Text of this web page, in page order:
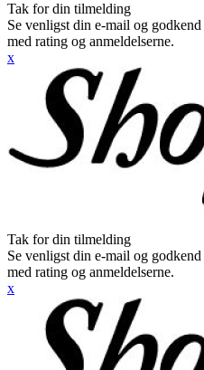
Tak for din tilmelding
Se venligst din e-mail og
med rating og anmeldelserne.
x
Tak for din tilmelding
Se venligst din e-mail og
med rating og anmeldelserne.
x